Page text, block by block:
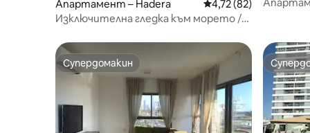
Апартамент – Hadera Средна оценка:
4,72 (82)
Изключителна гледка към морето /
Супердомакин
Супердомакин